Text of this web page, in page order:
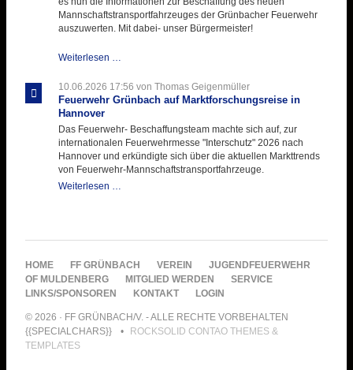
Mannschaftstransportfahrzeuges der Grünbacher Feuerwehr
auszuwerten. Mit dabei- unser Bürgermeister!
Weiterlesen …
Informationen
aus
aus
10.06.2026 17:56 von Thomas Geigenmüller
Feuerwehr Grünbach auf Marktforschungsreise in
Hannover
Das Feuerwehr- Beschaffungsteam machte sich auf, zur
internationalen Feuerwehrmesse "Interschutz" 2026 nach
Hannover und erkündigte sich über die aktuellen Markttrends
von Feuerwehr-Mannschaftstransportfahrzeuge.
Weiterlesen …
in
NAVIGATION
ÜBERSPRINGEN
HOME FF GRÜNBACH VEREIN
JUGENDFEUERWEHR
OF MULDENBERG
MITGLIED WERDEN
SERVICE
LINKS/SPONSOREN
KONTAKT LOGIN
© 2026 · FF GRÜNBACH/V. - ALLE RECHTE VORBEHALTEN
{{SPECIALCHARS}}
ROCKSOLID CONTAO THEMES &
TEMPLATES